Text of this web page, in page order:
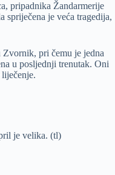
pripadnika Žandarmerije
spriječena je veća tragedija,
pri čemu je jedna
u posljednji trenutak. Oni
je velika. (tl)